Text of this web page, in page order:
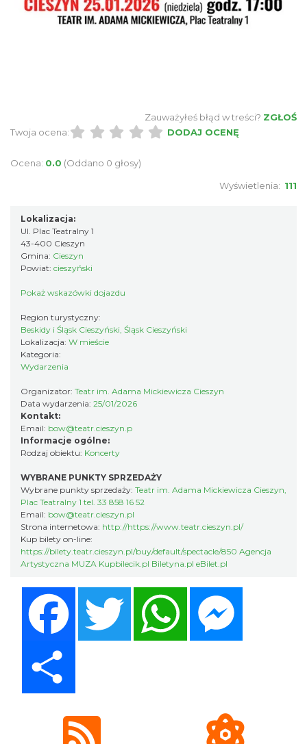
Cieszyn
0.21 km
0.21 km
2026-09-12
0.21 km
Wystawa: Z ONDRASZKIEM PRZEZ DEKADY
60-lecie Turystycznego Klubu Kolarskiego
Cieszyn
Zauważyłeś błąd w treści? ZGŁOŚ
Twoja ocena:
DODAJ OCENĘ
Ocena: 0.0 (Oddano 0 głosy)
Wyświetlenia: 111
Lokalizacja:
Ul. Plac Teatralny 1
43-400 Cieszyn
Gmina: Cieszyn
Powiat: cieszyński
Pokaż wskazówki dojazdu
Region turystyczny:
Beskidy i Śląsk Cieszyński, Śląsk Cieszyński
Lokalizacja: W mieście
Kategoria:
Wydarzenia
Organizator: Teatr im. Adama Mickiewicza Cieszyn
Data wydarzenia: 25/01/2026
Kontakt:
Email: bow@teatr.cieszyn.p
Informacje ogólne:
Rodzaj obiektu: Koncerty
WYBRANE PUNKTY SPRZEDAŻY
Wybrane punkty sprzedaży: Teatr im. Adama Mickiewicza Cieszyn,
Plac Teatralny 1 tel. 33 858 16 52
Email: bow@teatr.cieszyn.pl
Strona internetowa: http://https://www.teatr.cieszyn.pl/
Kup bilety on-line:
https://bilety.teatr.cieszyn.pl/buy/default/spectacle/850 Agencja
Artystyczna MUZA Kupbilecik.pl Biletyna.pl eBilet.pl
Twitter WhatsApp